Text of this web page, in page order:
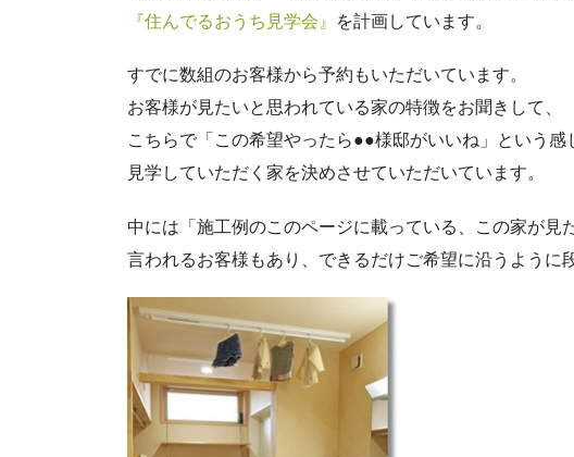
『住んでるおうち見学会』
を計画しています。
すでに数組のお客様から予約もいただいています。
お客様が見たいと思われている家の特徴をお聞きして、
こちらで「この希望やったら●●様邸がいいね」という感
見学していただく家を決めさせていただいています。
中には「施工例のこのページに載っている、この家が見
言われるお客様もあり、できるだけご希望に沿うように